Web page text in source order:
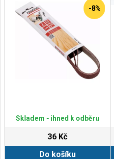
-8%
Skladem - ihned k odběru
36 Kč
Do košíku